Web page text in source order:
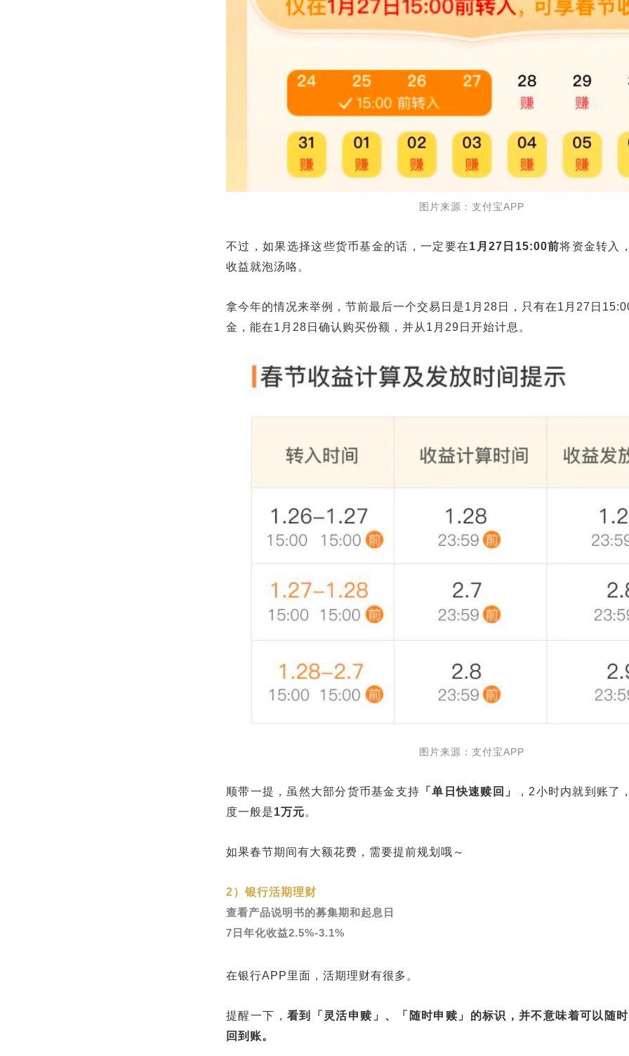
图片来源：支付宝APP
不过，如果选择这些货币基金的话，一定要在1月27日15:00前将资金转入
收益就泡汤咯。
拿今年的情况来举例，节前最后一个交易日是1月28日，只有在1月27日
金，能在1月28日确认购买份额，并从1月29日开始计息。
图片来源：支付宝APP
顺带一提，虽然大部分货币基金支持 「单日快速赎回」
，2小时内就到账了
度一般是1万元。
如果春节期间有大额花费，需要提前规划哦 ～
2）银行活期理财
查看产品说明书的募集期和起息日
7日年化收益2.5%-3.1%
在银行APP里面，活期理财有很多。
提醒一下， 看到「灵活申赎」、「随时申赎」的标识，并不意味着可以随
回到账。